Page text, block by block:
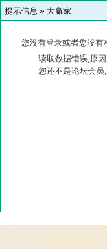
提示信息 » 大赢家
您没有登录或者您没有
读取数据错误,原
您还不是论坛会员